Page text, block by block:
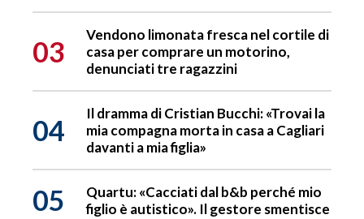
03
Vendono limonata fresca nel cortile di
casa per comprare un motorino,
denunciati tre ragazzini
04
Il dramma di Cristian Bucchi: «Trovai la
mia compagna morta in casa a Cagliari
davanti a mia figlia»
05
Quartu: «Cacciati dal b&b perché mio
figlio è autistico». Il gestore smentisce